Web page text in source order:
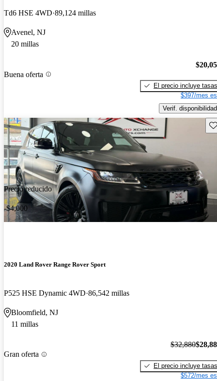
Td6 HSE 4WD 89,124 millas
Avenel, NJ
20 millas
Buena oferta
El precio incluye tasas
$397/mes
Verif. disponibilidad
Precio reducido
-$4,000
2020 Land Rover Range Rover Sport
P525 HSE Dynamic 4WD 86,542 millas
Bloomfield, NJ
11 millas
Gran oferta
$32,880
El precio incluye tasas
$572/mes